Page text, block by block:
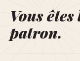
Vous êtes
patron.